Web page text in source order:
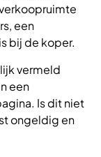
een
bij de koper.
vermeld
een
Is dit niet
ongeldig en